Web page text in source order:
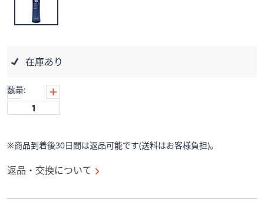
ス
プ
て
き
ま
在庫あり
数量:
※商品到着後30日間は返品可能です(送料はお客様負担)。
返品・交換について